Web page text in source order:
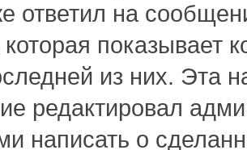
ответил на
показывает
из них. Эта
редактировал
написать о